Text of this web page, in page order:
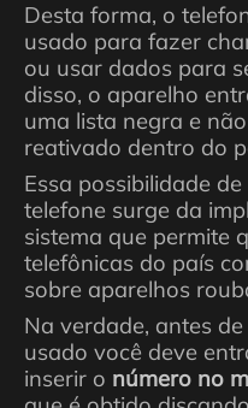
Desta forma, o
usado para fazer
ou usar dados para
disso, o aparelho
uma lista negra e
reativado dentro do
Essa possibilidade
telefone surge da
sistema que permite
telefônicas do país
sobre aparelhos
Na verdade, antes
usado você deve
inserir o número no